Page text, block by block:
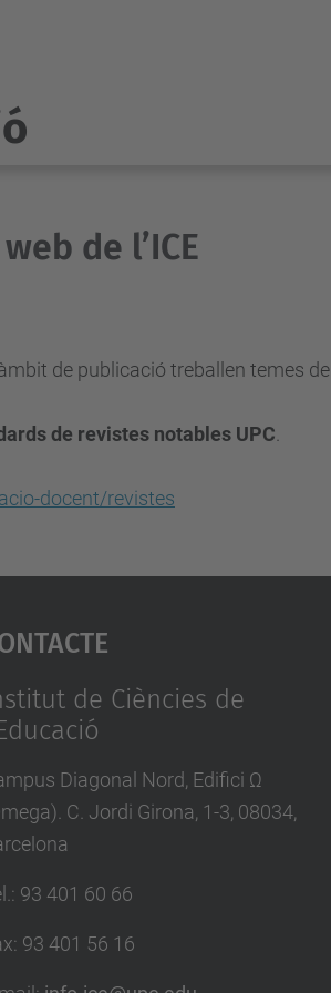
de l’ICE
de publicació treballen temes de
de revistes notables UPC
docent/revistes
de Ciències de
Diagonal Nord, Edifici Ω
C. Jordi Girona, 1-3, 08034,
: 93 401 60 66
: 93 401 56 16